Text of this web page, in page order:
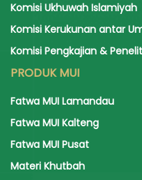
Komisi Ukhuwah Islamiyah
Komisi Kerukunan antar
Komisi Pengkajian &
PRODUK MUI
Fatwa MUI Lamandau
Fatwa MUI Kalteng
Fatwa MUI Pusat
Materi Khutbah